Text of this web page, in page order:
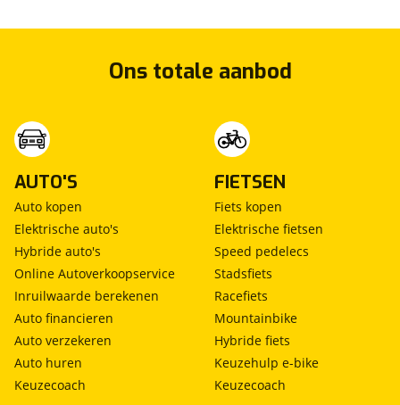
Ons totale aanbod
AUTO'S
Auto kopen
Elektrische auto's
Hybride auto's
Online Autoverkoopservice
Inruilwaarde berekenen
Auto financieren
Auto verzekeren
Auto huren
Keuzecoach
FIETSEN
Fiets kopen
Elektrische fietsen
Speed pedelecs
Stadsfiets
Racefiets
Mountainbike
Hybride fiets
Keuzehulp e-bike
Keuzecoach